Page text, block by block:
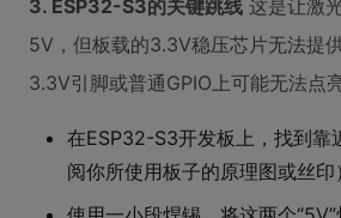
3. ESP32-S3的关键跳线 这是让激
5V，但板载的3.3V稳压芯片无法提
3.3V引脚或普通GPIO上可能无法点
在ESP32-S3开发板上，找到靠
阅你所使用板子的原理图或丝印